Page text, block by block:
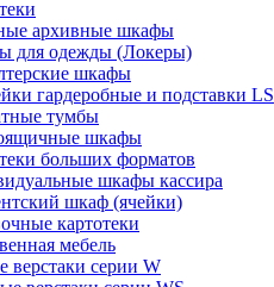
архивные шкафы
для одежды (Локеры)
шкафы
гардеробные и подставки LS
тумбы
шкафы
больших форматов
шкафы кассира
шкаф (ячейки)
картотеки
мебель
верстаки серии W